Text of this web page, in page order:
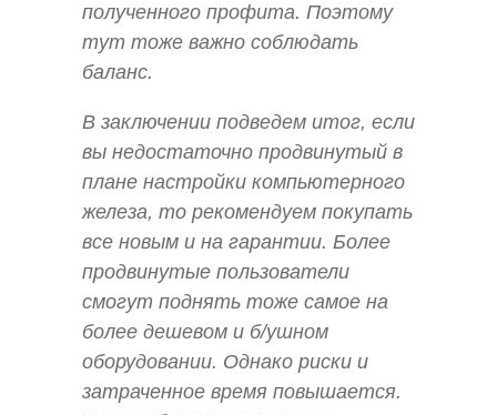
полученного профита. Поэтому
тут тоже важно соблюдать
баланс.
В заключении подведем итог, если
вы недостаточно продвинутый в
плане настройки компьютерного
железа, то рекомендуем покупать
все новым и на гарантии. Более
продвинутые пользователи
смогут поднять тоже самое на
более дешевом и б/ушном
оборудовании. Однако риски и
затраченное время повышается.